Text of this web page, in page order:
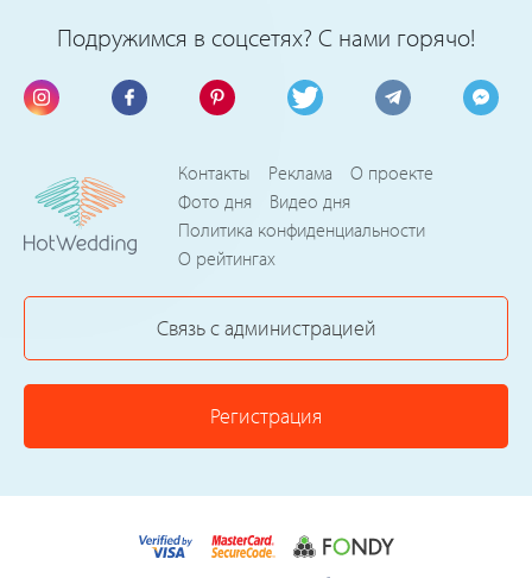
Подружимся в соцсетях? С нами горячо!
Контакты Реклама
О проекте
Фото дня
Видео дня
Политика конфиденциальности
О рейтингах
Связь с администрацией
Регистрация